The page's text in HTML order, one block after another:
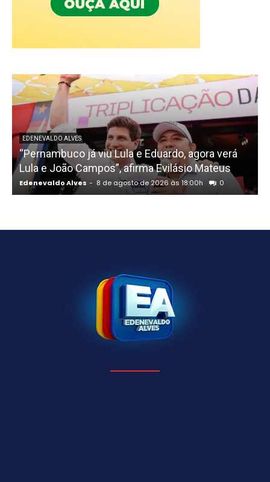
EDENEVALDO ALVES
“Pernambuco já viu Lula e Eduardo, agora verá
Lula e João Campos”, afirma Evilásio Mateus
Edenevaldo Alves - 8 de agosto de 2026 às 18:00h 0